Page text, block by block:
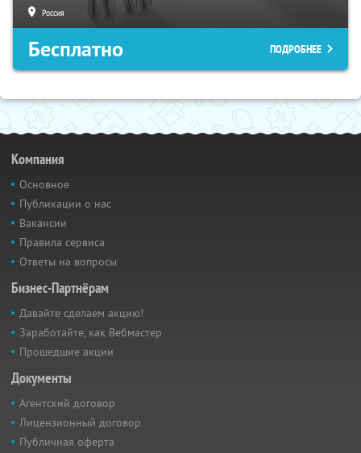
Россия
Бесплатно ПОДРОБНЕЕ
Компания
Основное
Публикации о нас
Вакансии
Правила сервиса
Ответы на вопросы
Бизнес-Партнёрам
Давайте сделаем акцию!
Заработайте, как Вебмастер
Прошедшие акции
Документы
Агентский договор
Лицензионный договор
Публичная оферта